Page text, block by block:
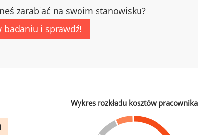
zarabiać na swoim stanowisku?
badaniu i sprawdź!
Wykres rozkładu kosztów pracownika